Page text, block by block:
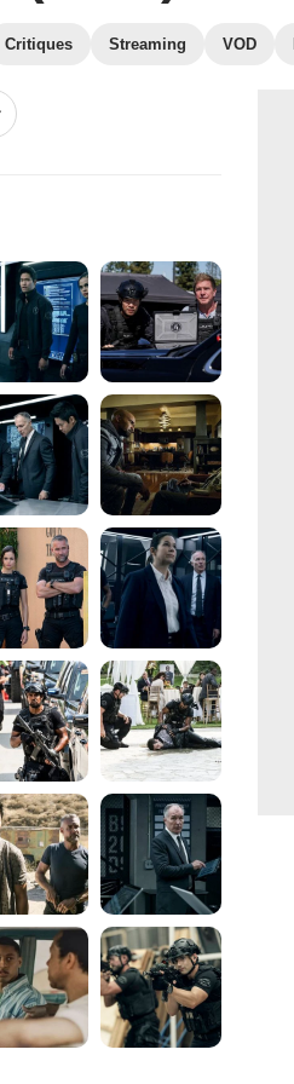
Critiques Streaming VOD